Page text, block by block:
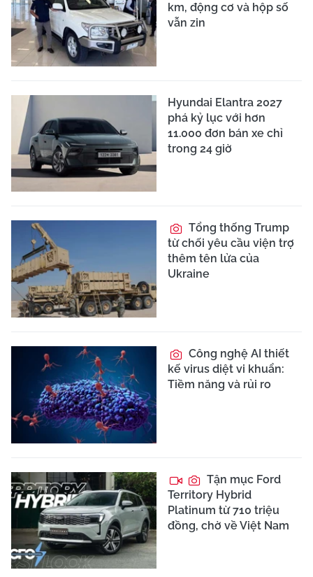
km, động cơ và hộp số
vẫn zin
Hyundai Elantra 2027
phá kỷ lục với hơn
11.000 đơn bán xe chỉ
trong 24 giờ
Tổng thống Trump
từ chối yêu cầu viện trợ
thêm tên lửa của
Ukraine
Công nghệ AI thiết
kế virus diệt vi khuẩn:
Tiềm năng và rủi ro
Tận mục Ford
Territory Hybrid
Platinum từ 710 triệu
đồng, chờ về Việt Nam